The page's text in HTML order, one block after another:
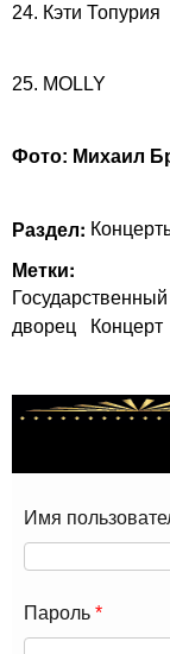
24. Кэти Топурия
25. MOLLY
Фото: Михаил
Раздел:
Метки:
дворец
Концерт
Имя
Пароль *